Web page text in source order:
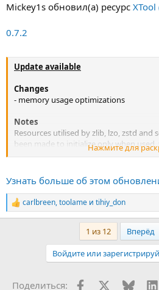
Mickey1s обновил(а) ресурс
0.7.2
Update available
Changes
- memory usage optimizations
Notes
Resources utilised by zlib, lzo, zstd and
been made to initialize only when
memory usage and allocation.
If you're users like shazzla however,
xtool before they are tested and ready
introduced in this release which makes
to improve precompression speed and
Нажмите для
Узнать больше об этом
Р
е
carlbreen,toolame и tihiy_don
1 из 12 Вперёд
Войдите или
Поделиться: FacebookX (Twitter)